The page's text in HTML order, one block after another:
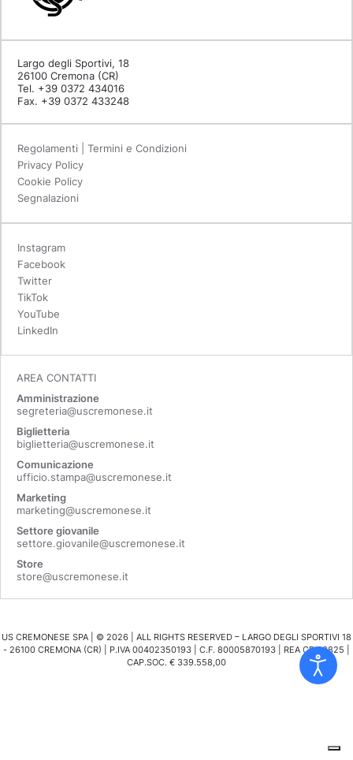
Largo degli Sportivi, 18
26100 Cremona (CR)
Tel. +39 0372 434016
Fax. +39 0372 433248
Regolamenti | Termini e Condizioni
Privacy Policy
Cookie Policy
Segnalazioni
Instagram
Facebook
Twitter
TikTok
YouTube
LinkedIn
AREA CONTATTI
Amministrazione
segreteria@uscremonese.it
Biglietteria
biglietteria@uscremonese.it
Comunicazione
ufficio.stampa@uscremonese.it
Marketing
marketing@uscremonese.it
Settore giovanile
settore.giovanile@uscremonese.it
Store
store@uscremonese.it
US CREMONESE SPA | © 2026 | ALL RIGHTS RESERVED – LARGO DEGLI SPORTIVI 18
- 26100 CREMONA (CR) | P.IVA 00402350193 | C.F. 80005870193 | REA CR 98825 |
CAP.SOC. € 339.558,00